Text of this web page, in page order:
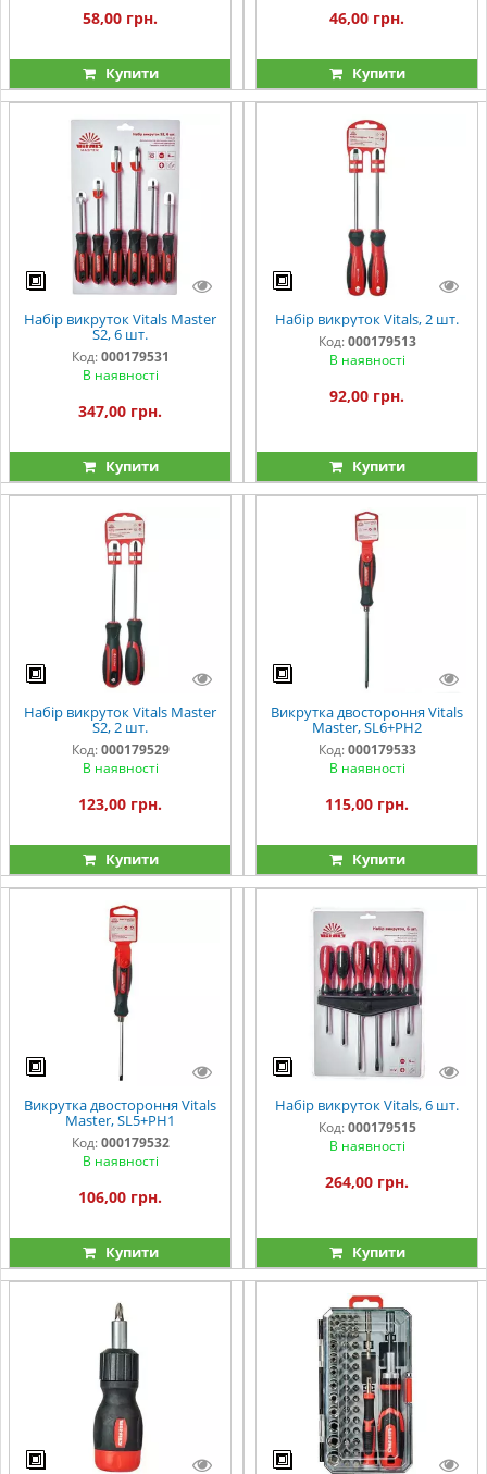
58,00 грн.
Купити
46,00 грн.
Купити
Набір викруток Vitals Master
S2, 6 шт.
Код: 000179531
В наявності
347,00 грн.
Купити
Набір викруток Vitals, 2 шт.
Код: 000179513
В наявності
92,00 грн.
Купити
Набір викруток Vitals Master
S2, 2 шт.
Код: 000179529
В наявності
123,00 грн.
Купити
Викрутка двостороння Vitals
Master, SL6+PH2
Код: 000179533
В наявності
115,00 грн.
Купити
Викрутка двостороння Vitals
Master, SL5+PH1
Код: 000179532
В наявності
106,00 грн.
Купити
Набір викруток Vitals, 6 шт.
Код: 000179515
В наявності
264,00 грн.
Купити